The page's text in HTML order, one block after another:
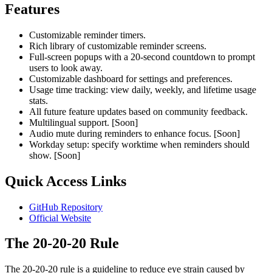
Features
Customizable reminder timers.
Rich library of customizable reminder screens.
Full-screen popups with a 20-second countdown to prompt
users to look away.
Customizable dashboard for settings and preferences.
Usage time tracking: view daily, weekly, and lifetime usage
stats.
All future feature updates based on community feedback.
Multilingual support. [Soon]
Audio mute during reminders to enhance focus. [Soon]
Workday setup: specify worktime when reminders should
show. [Soon]
Quick Access Links
GitHub Repository
Official Website
The 20-20-20 Rule
The 20-20-20 rule is a guideline to reduce eye strain caused by